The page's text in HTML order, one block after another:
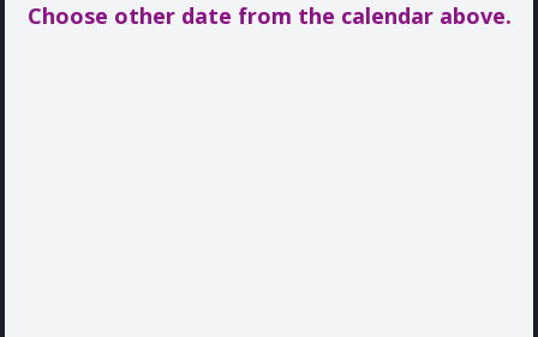
Choose other date from the calendar above.